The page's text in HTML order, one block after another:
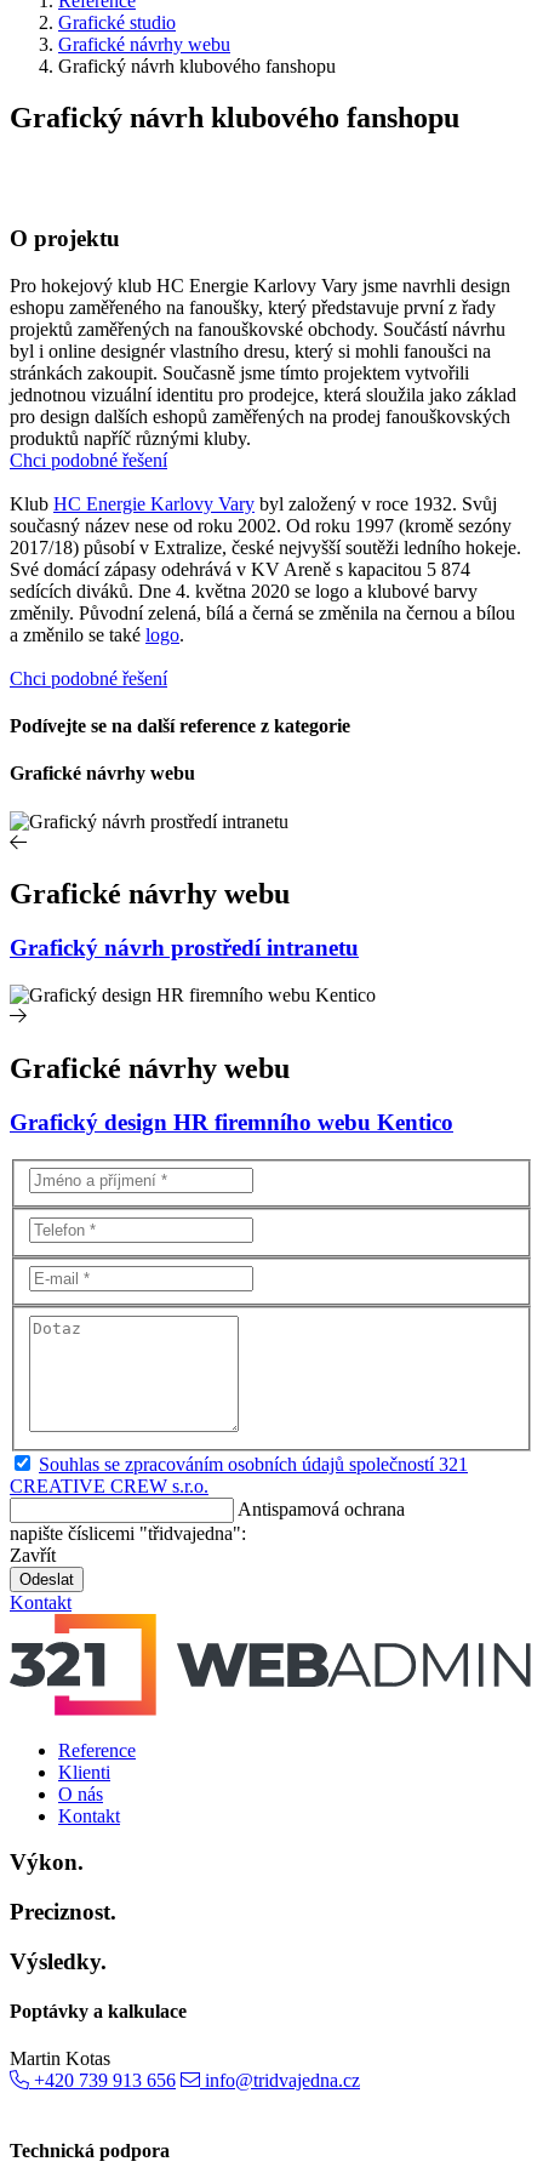
Grafické studio
Grafické návrhy webu
Grafický návrh klubového fanshopu
Grafický návrh klubového fanshopu
O projektu
Pro hokejový klub HC Energie Karlovy Vary jsme navrhli design
eshopu zaměřeného na fanoušky, který představuje první z řady
projektů zaměřených na fanouškovské obchody. Součástí návrhu
byl i online designér vlastního dresu, který si mohli fanoušci na
stránkách zakoupit. Současně jsme tímto projektem vytvořili
jednotnou vizuální identitu pro prodejce, která sloužila jako základ
pro design dalších eshopů zaměřených na prodej fanouškovských
produktů napříč různými kluby.
Chci podobné řešení
Klub HC Energie Karlovy Vary byl založený v roce 1932. Svůj
současný název nese od roku 2002. Od roku 1997 (kromě sezóny
2017/18) působí v Extralize, české nejvyšší soutěži ledního hokeje.
Své domácí zápasy odehrává v KV Areně s kapacitou 5 874
sedících diváků. Dne 4. května 2020 se logo a klubové barvy
změnily. Původní zelená, bílá a černá se změnila na černou a bílou
a změnilo se také logo.
Chci podobné řešení
Podívejte se na další reference z kategorie
Grafické návrhy webu
Grafické návrhy webu
Grafický návrh prostředí intranetu
Grafické návrhy webu
Grafický design HR firemního webu Kentico
Souhlas se zpracováním osobních údajů společností 321
CREATIVE CREW s.r.o.
Antispamová ochrana
napište číslicemi "třidvajedna":
Zavřít
Odeslat
Kontakt
Reference
Klienti
O nás
Kontakt
Výkon.
Preciznost.
Výsledky.
Poptávky a kalkulace
Martin Kotas
+420 739 913 656
info@tridvajedna.cz
Technická podpora